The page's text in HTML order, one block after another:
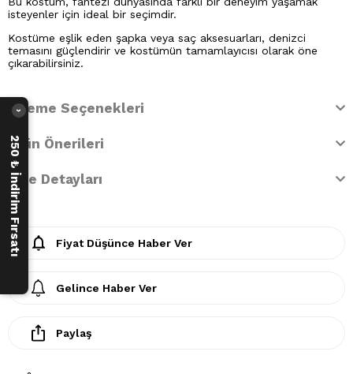
isteyenler için ideal bir seçimdir.
Kostüme eşlik eden şapka veya saç aksesuarları, denizci
temasını güçlendirir ve kostümün tamamlayıcısı olarak öne
çıkarabilirsiniz.
Ödeme Seçenekleri
Ürün Önerileri
İade Detayları
Fiyat Düşünce Haber Ver
Gelince Haber Ver
Paylaş
250 ₺ İndirim Fırsatı
›